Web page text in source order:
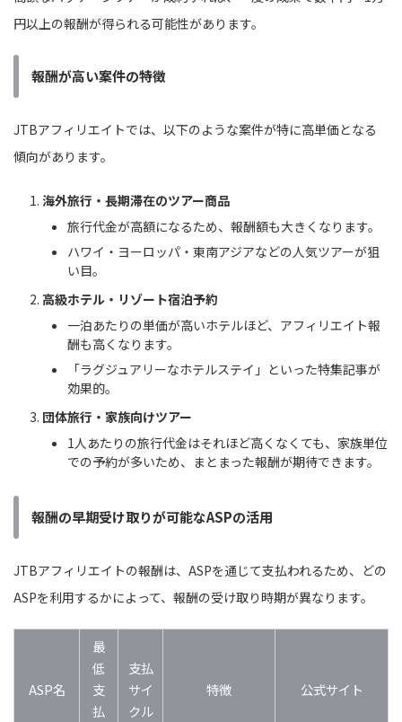
円以上の報酬が得られる可能性があります。
報酬が高い案件の特徴
JTBアフィリエイトでは、以下のような案件が特に高単価となる
傾向があります。
海外旅行・長期滞在のツアー商品
旅行代金が高額になるため、報酬額も大きくなります。
ハワイ・ヨーロッパ・東南アジアなどの人気ツアーが狙
い目。
高級ホテル・リゾート宿泊予約
一泊あたりの単価が高いホテルほど、アフィリエイト報
酬も高くなります。
「ラグジュアリーなホテルステイ」といった特集記事が
効果的。
団体旅行・家族向けツアー
1人あたりの旅行代金はそれほど高くなくても、家族単位
での予約が多いため、まとまった報酬が期待できます。
報酬の早期受け取りが可能なASPの活用
JTBアフィリエイトの報酬は、ASPを通じて支払われるため、どの
ASPを利用するかによって、報酬の受け取り時期が異なります。
ASP名
最
低
支
払
支払
サイ
クル
特徴 公式サイト